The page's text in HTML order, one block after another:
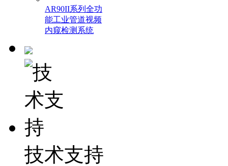
AR90II系列全功
能工业管道视频
内窥检测系统
技术支持